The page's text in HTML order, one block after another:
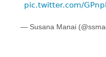
pic.twitter.com/
— Susana Manai